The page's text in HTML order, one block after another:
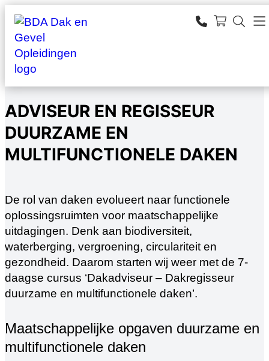
Ga
naar
de
inhoud
SEARCH
ADVISEUR EN REGISSEUR
DUURZAME EN
MULTIFUNCTIONELE DAKEN
De rol van daken evolueert naar functionele
oplossingsruimten voor maatschappelijke
uitdagingen. Denk aan biodiversiteit,
waterberging, vergroening, circulariteit en
gezondheid. Daarom starten wij weer met de 7-
daagse cursus ‘Dakadviseur – Dakregisseur
duurzame en multifunctionele daken’.
Maatschappelijke opgaven duurzame en
multifunctionele daken